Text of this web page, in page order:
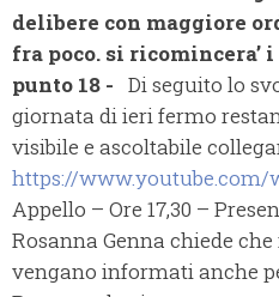
delibere con maggiore
fra poco. si ricomincera’
punto 18 - Di seguito lo
giornata di ieri fermo
visibile e ascoltabile
https://www.youtube.com/
Appello – Ore 17,30 –
Rosanna Genna chiede
vengano informati anche